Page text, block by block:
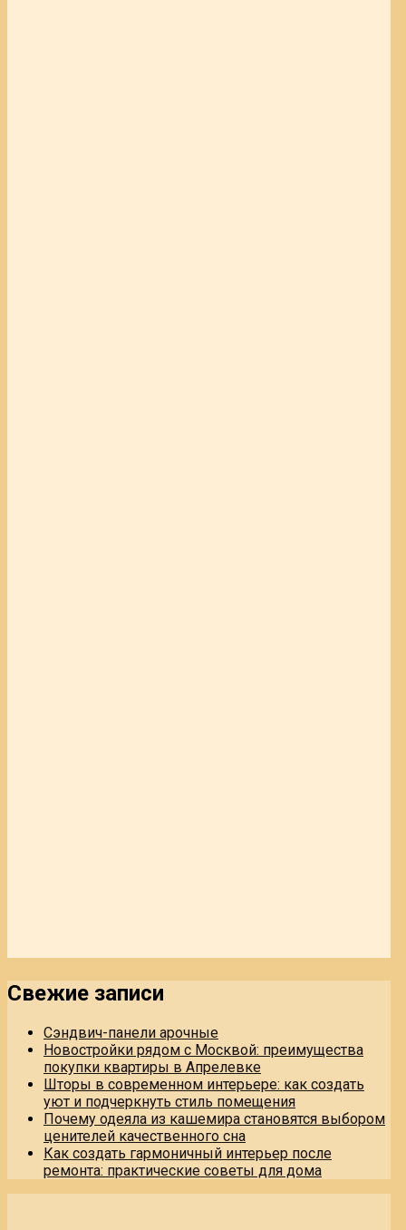
Свежие записи
Сэндвич-панели арочные
Новостройки рядом с Москвой: преимущества
покупки квартиры в Апрелевке
Шторы в современном интерьере: как создать
уют и подчеркнуть стиль помещения
Почему одеяла из кашемира становятся выбором
ценителей качественного сна
Как создать гармоничный интерьер после
ремонта: практические советы для дома